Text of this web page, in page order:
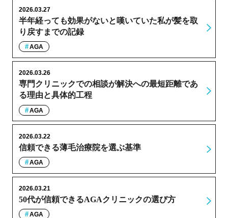
半年経っても効果がないと嘆いていた私が髪を取
り戻すまでの記録
2026.03.27
AGA
専門クリニックでの相談が解決への最短距離であ
る理由と具体的工程
2026.03.26
AGA
信頼できる薄毛治療院を選ぶ基準
2026.03.22
AGA
50代が信頼できるAGAクリニックの選び方
2026.03.21
AGA